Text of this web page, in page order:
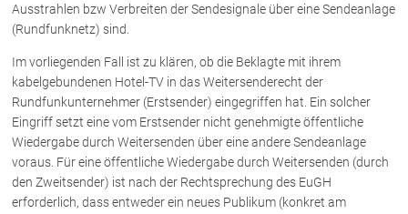
Unternehmensnachfolge in der
Familie
und Übergabeverträgen
Check dein Recht/Erbrecht
Schenkung von Immobilien
Checklisten: Haus-, Wohnungs- und
Grundstückkauf
Checkliste: Immobilienertragssteuer
Checkliste: Mietvertrag
Ausstrahlen bzw Verbreiten der Sendesignale über eine Sendeanlage
(Rundfunknetz) sind.
Im vorliegenden Fall ist zu klären, ob die Beklagte mit ihrem
kabelgebundenen Hotel-TV in das Weitersenderecht der
Rundfunkunternehmer (Erstsender) eingegriffen hat. Ein solcher
Eingriff setzt eine vom Erstsender nicht genehmigte öffentliche
Wiedergabe durch Weitersenden über eine andere Sendeanlage
voraus. Für eine öffentliche Wiedergabe durch Weitersenden (durch
den Zweitsender) ist nach der Rechtsprechung des EuGH
erforderlich, dass entweder ein neues Publikum (konkret am